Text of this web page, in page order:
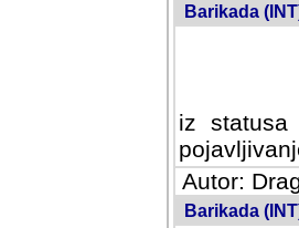
Barikada
iz
Autor:
Barikada